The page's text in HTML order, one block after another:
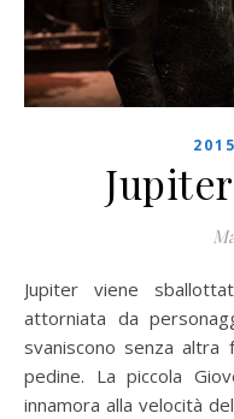
2015
Jupiter viene sballottata da un re galattico all’altro,
attorniata da
svaniscono senza altra
pedine. La piccola
innamora alla velocità